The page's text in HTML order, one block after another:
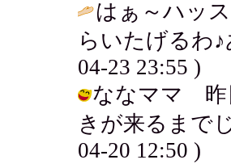
はぁ～ハッ
らいたげるわ
04-23 23:55 )
ななママ 昨
きが来るまで
04-20 12:50 )